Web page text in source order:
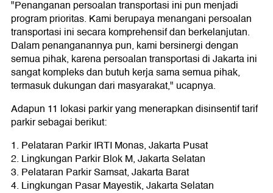
"Penanganan persoalan transportasi ini pun menjadi
program prioritas. Kami berupaya menangani persoalan
transportasi ini secara komprehensif dan berkelanjutan.
Dalam penanganannya pun, kami bersinergi dengan
semua pihak, karena persoalan transportasi di Jakarta ini
sangat kompleks dan butuh kerja sama semua pihak,
termasuk dukungan dari masyarakat," ucapnya.
Adapun 11 lokasi parkir yang menerapkan disinsentif tarif
parkir sebagai berikut:
1. Pelataran Parkir IRTI Monas, Jakarta Pusat
2. Lingkungan Parkir Blok M, Jakarta Selatan
3. Pelataran Parkir Samsat, Jakarta Barat
4. Lingkungan Pasar Mayestik, Jakarta Selatan